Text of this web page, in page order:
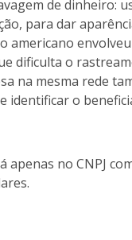
de dinheiro:
para dar
americano
dificulta o
na mesma rede
identificar o
no CNPJ